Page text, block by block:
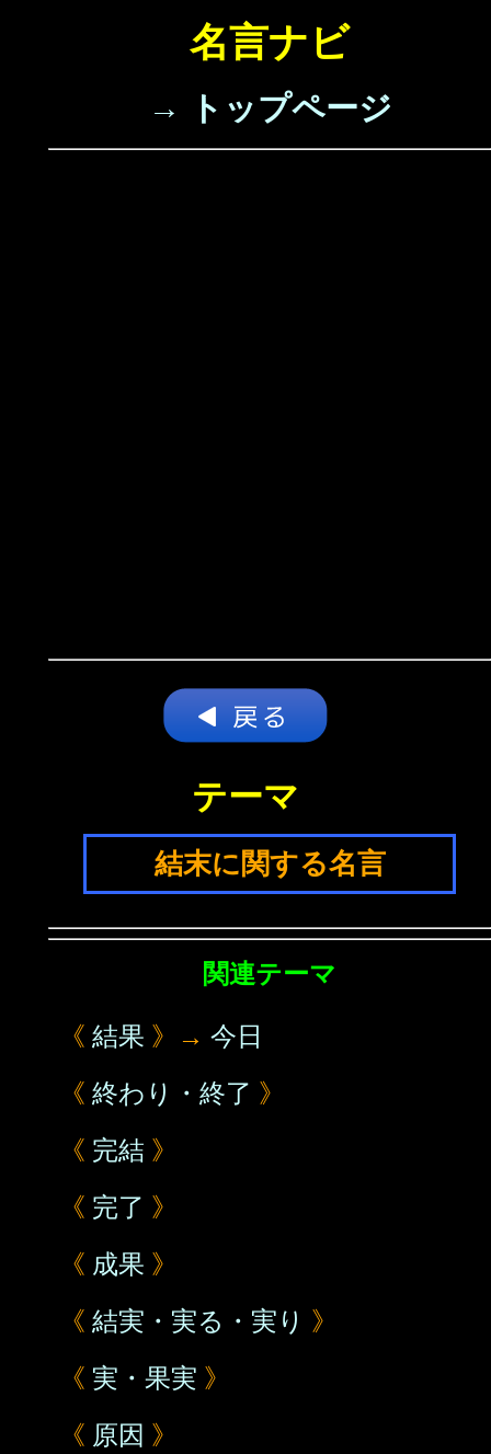
名言ナビ
→ トップページ
テーマ
結末に関する名言
関連テーマ
《 結果 》→ 今日
《 終わり・終了 》
《 完結 》
《 完了 》
《 成果 》
《 結実・実る・実り 》
《 実・果実 》
《 原因 》